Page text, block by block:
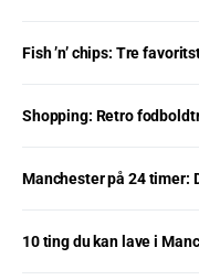
Fish ’n’ chips: Tre
Shopping: Retro
Manchester på 24 timer:
10 ting du kan lave i